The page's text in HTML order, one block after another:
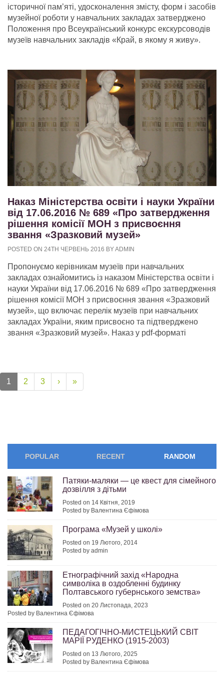
історичної пам’яті, удосконалення змісту, форм і засобів
музейної роботи у навчальних закладах затверджено
Положення про Всеукраїнський конкурс екскурсоводів
музеїв навчальних закладів «Край, в якому я живу».
Наказ Міністерства освіти і науки України
від 17.06.2016 № 689 «Про затвердження
рішення комісії МОН з присвоєння
звання «Зразковий музей»
POSTED ON 24TH ЧЕРВЕНЬ 2016 BY ADMIN
Пропонуємо керівникам музеїв при навчальних
закладах ознайомитись із наказом Міністерства освіти і
науки України від 17.06.2016 № 689 «Про затвердження
рішення комісії МОН з присвоєння звання «Зразковий
музей», що включає перелік музеїв при навчальних
закладах України, яким присвоєно та підтверджено
звання «Зразковий музей». Наказ у pdf-форматі
1 2 3 › »
POPULAR RECENT RANDOM
Патяки-маляки — це квест для сімейного
дозвілля з дітьми
Posted on 14 Квітня, 2019
Posted by Валентина Єфімова
Програма «Музей у школі»
Posted on 19 Лютого, 2014
Posted by admin
Етнографічний захід «Народна
символіка в оздобленні будинку
Полтавського губернського земства»
Posted on 20 Листопада, 2023
Posted by Валентина Єфімова
ПЕДАГОГІЧНО-МИСТЕЦЬКИЙ СВІТ
МАРІЇ РУДЕНКО (1915-2003)
Posted on 13 Лютого, 2025
Posted by Валентина Єфімова